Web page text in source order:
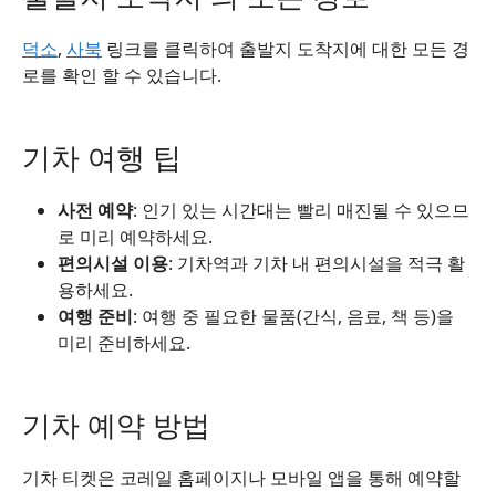
덕소, 사북 링크를 클릭하여 출발지 도착지에 대한 모든 경
로를 확인 할 수 있습니다.
기차 여행 팁
사전 예약: 인기 있는 시간대는 빨리 매진될 수 있으므
로 미리 예약하세요.
편의시설 이용: 기차역과 기차 내 편의시설을 적극 활
용하세요.
여행 준비: 여행 중 필요한 물품(간식, 음료, 책 등)을
미리 준비하세요.
기차 예약 방법
기차 티켓은 코레일 홈페이지나 모바일 앱을 통해 예약할